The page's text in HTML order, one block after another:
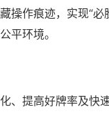
操作痕迹，实现“必
平环境。
、提高好牌率及快